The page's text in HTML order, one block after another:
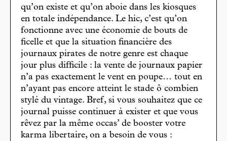
qu’on existe et qu’on aboie dans les kiosques
en totale indépendance. Le hic, c’est qu’on
fonctionne avec une économie de bouts de
ficelle et que la situation financière des
journaux pirates de notre genre est chaque
jour plus difficile : la vente de journaux papier
n’a pas exactement le vent en poupe… tout en
n’ayant pas encore atteint le stade ô combien
stylé du vintage. Bref, si vous souhaitez que ce
journal puisse continuer à exister et que vous
rêvez par la même occas’ de booster votre
karma libertaire, on a besoin de vous :